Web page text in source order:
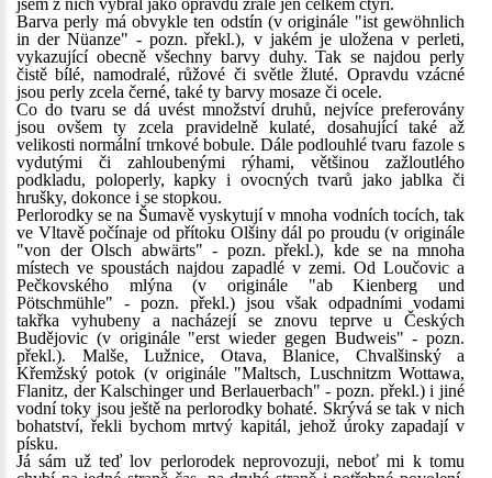
jsem z nich vybral jako opravdu zralé jen celkem čtyři.
Barva perly má obvykle ten odstín (v originále "ist gewöhnlich
in der Nüanze" - pozn. překl.), v jakém je uložena v perleti,
vykazující obecně všechny barvy duhy. Tak se najdou perly
čistě bílé, namodralé, růžové či světle žluté. Opravdu vzácné
jsou perly zcela černé, také ty barvy mosaze či ocele.
Co do tvaru se dá uvést množství druhů, nejvíce preferovány
jsou ovšem ty zcela pravidelně kulaté, dosahující také až
velikosti normální trnkové bobule. Dále podlouhlé tvaru fazole s
vydutými či zahloubenými rýhami, většinou zažloutlého
podkladu, poloperly, kapky i ovocných tvarů jako jablka či
hrušky, dokonce i se stopkou.
Perlorodky se na Šumavě vyskytují v mnoha vodních tocích, tak
ve Vltavě počínaje od přítoku Olšiny dál po proudu (v originále
"von der Olsch abwärts" - pozn. překl.), kde se na mnoha
místech ve spoustách najdou zapadlé v zemi. Od Loučovic a
Pečkovského mlýna (v originále "ab Kienberg und
Pötschmühle" - pozn. překl.) jsou však odpadními vodami
takřka vyhubeny a nacházejí se znovu teprve u Českých
Budějovic (v originále "erst wieder gegen Budweis" - pozn.
překl.). Malše, Lužnice, Otava, Blanice, Chvalšinský a
Křemžský potok (v originále "Maltsch, Luschnitzm Wottawa,
Flanitz, der Kalschinger und Berlauerbach" - pozn. překl.) i jiné
vodní toky jsou ještě na perlorodky bohaté. Skrývá se tak v nich
bohatství, řekli bychom mrtvý kapitál, jehož úroky zapadají v
písku.
Já sám už teď lov perlorodek neprovozuji, neboť mi k tomu